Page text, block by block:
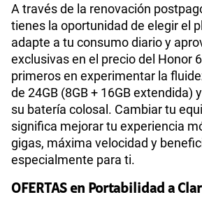
A través de la renovación
tienes la oportunidad de elegir el
adapte a tu consumo diario y
exclusivas en el precio del Honor
primeros en experimentar la
de 24GB (8GB + 16GB extendida)
su batería colosal. Cambiar tu
significa mejorar tu experiencia
gigas, máxima velocidad y
especialmente para ti.
OFERTAS en Portabilidad a